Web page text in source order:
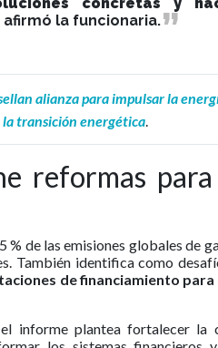
afirmó la funcionaria.
alianza para impulsar la
la transición energética.
reformas
% de las emisiones globales de
También identifica como
de financiamiento
informe plantea fortalecer la